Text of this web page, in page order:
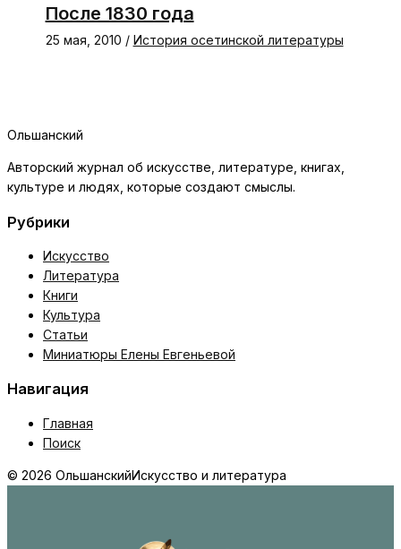
После 1830 года
25 мая, 2010 / История осетинской литературы
Ольшанский
Авторский журнал об искусстве, литературе, книгах,
культуре и людях, которые создают смыслы.
Рубрики
Искусство
Литература
Книги
Культура
Статьи
Миниатюры Елены Евгеньевой
Навигация
Главная
Поиск
© 2026 ОльшанскийИскусство и литература